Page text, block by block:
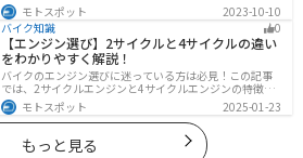
クの選び方、免許の取り方、購入、納車、その後のバイ
クライフまで全てサポートします！
モトスポット
2023-10-10
バイク知識
0
【エンジン選び】2サイクルと4サイクルの違い
をわかりやすく解説！
バイクのエンジン選びに迷っている方は必見！この記事
では、2サイクルエンジンと4サイクルエンジンの特徴や
メリット、選び方を解説しています。実は、4サイクルエ
ンジンは燃費が良く経済的で扱いやすいため、初心者の
方にはおすすめです。記事を読めば、最適なエンジン選
びのヒントが得られます。
モトスポット 2025-01-23
もっと見る